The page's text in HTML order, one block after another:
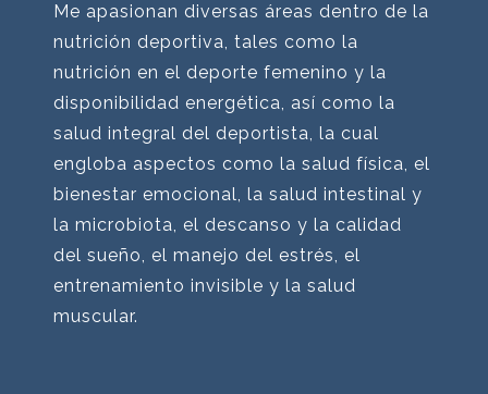
Me apasionan diversas áreas dentro de la
nutrición deportiva, tales como la
nutrición en el deporte femenino y la
disponibilidad energética, así como la
salud integral del deportista, la cual
engloba aspectos como la salud física, el
bienestar emocional, la salud intestinal y
la microbiota, el descanso y la calidad
del sueño, el manejo del estrés, el
entrenamiento invisible y la salud
muscular.